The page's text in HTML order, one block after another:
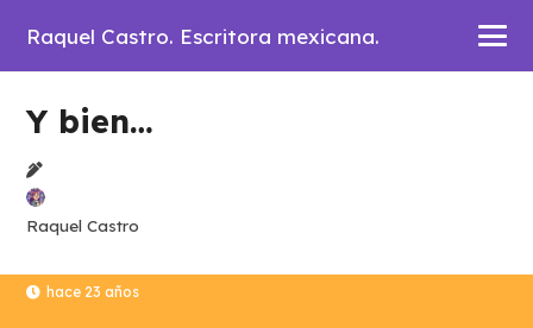
Raquel Castro. Escritora mexicana.
Y bien…
Raquel Castro
hace 23 años